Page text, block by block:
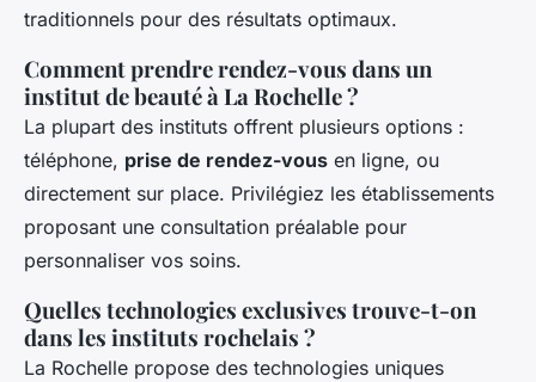
traditionnels pour des résultats optimaux.
Comment prendre rendez-vous dans un
institut de beauté à La Rochelle ?
La plupart des instituts offrent plusieurs options :
téléphone, prise de rendez-vous en ligne, ou
directement sur place. Privilégiez les établissements
proposant une consultation préalable pour
personnaliser vos soins.
Quelles technologies exclusives trouve-t-on
dans les instituts rochelais ?
La Rochelle propose des technologies uniques